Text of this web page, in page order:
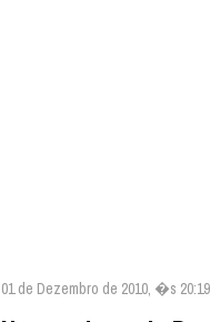
01 de Dezembro de 2010, �s 20:19